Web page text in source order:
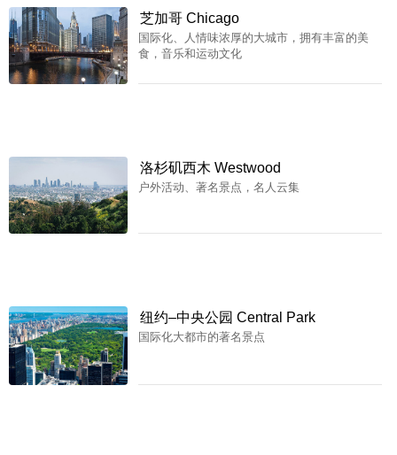
芝加哥 Chicago
国际化、人情味浓厚的大城市，拥有丰富的美
食，音乐和运动文化
洛杉矶西木 Westwood
户外活动、著名景点，名人云集
纽约–中央公园 Central Park
国际化大都市的著名景点